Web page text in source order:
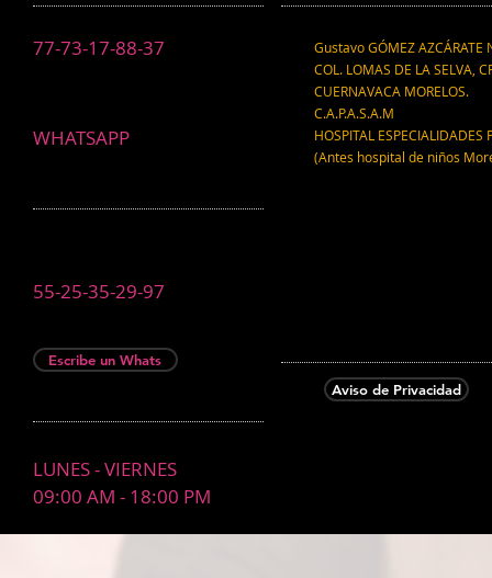
77-73-17-88-37
WHATSAPP
Gustavo GÓMEZ AZCÁRATE
COL. LOMAS DE LA SELVA,
CUERNAVACA MORELOS.
C.A.P.A.S.A.M
HOSPITAL ESPECIALIDADES
(Antes hospital de niños
55-25-35-29-97
Escribe un Whats
Aviso de Privacidad
LUNES - VIERNES
09:00 AM - 18:00 PM